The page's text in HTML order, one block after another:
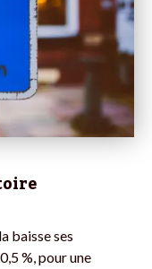
baisse ses
%, pour une